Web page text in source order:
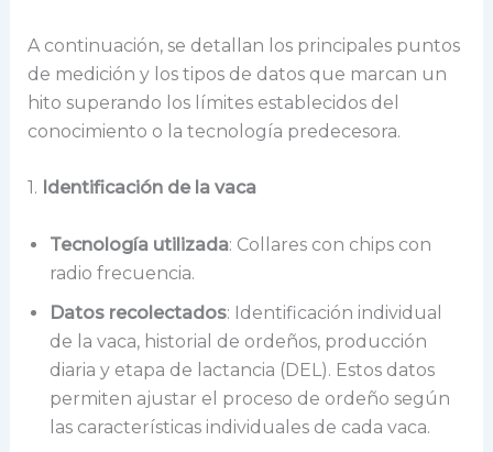
A continuación, se detallan los principales puntos
de medición y los tipos de datos que marcan un
hito superando los límites establecidos del
conocimiento o la tecnología predecesora.
1. Identificación de la vaca
Tecnología utilizada: Collares con chips con
radio frecuencia.
Datos recolectados: Identificación individual
de la vaca, historial de ordeños, producción
diaria y etapa de lactancia (DEL). Estos datos
permiten ajustar el proceso de ordeño según
las características individuales de cada vaca.